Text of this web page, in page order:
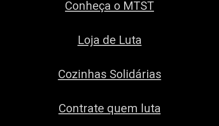
Conheça o MTST
Loja de Luta
Cozinhas Solidárias
Contrate quem luta